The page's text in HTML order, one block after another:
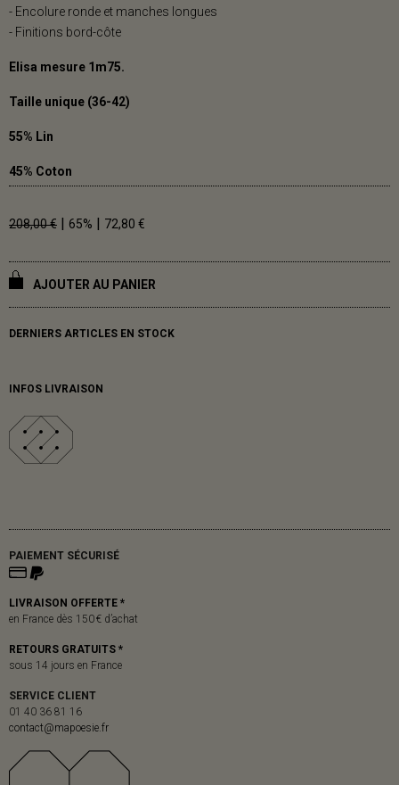
- Encolure ronde et manches longues
- Finitions bord-côte
Elisa mesure 1m75.
Taille unique (36-42)
55% Lin
45% Coton
208,00 € 65% 72,80 €
AJOUTER AU PANIER
DERNIERS ARTICLES EN STOCK
INFOS LIVRAISON
PAIEMENT SÉCURISÉ
LIVRAISON OFFERTE *
en France dès 150 € d’achat
RETOURS GRATUITS *
sous 14 jours en France
SERVICE CLIENT
01 40 36 81 16
contact@mapoesie.fr